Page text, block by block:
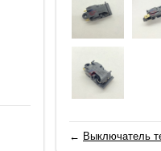
← Выключатель